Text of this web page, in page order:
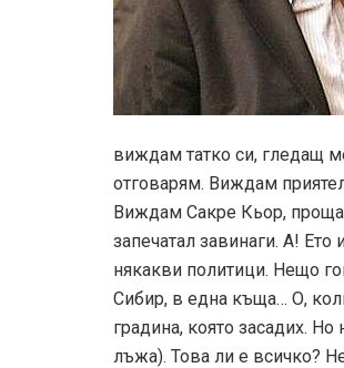
виждам татко си, гледащ
отговарям. Виждам
Виждам Сакре Кьор,
запечатал завинаги. А!
някакви политици. Нещо
Сибир, в една къща… О,
градина, която засадих.
лъжа). Това ли е всичко?